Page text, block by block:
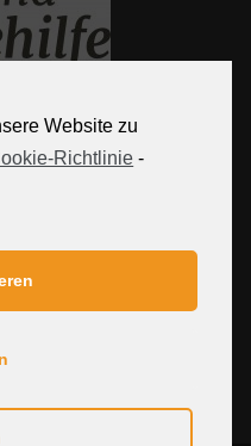
Website zu
Richtlinie -